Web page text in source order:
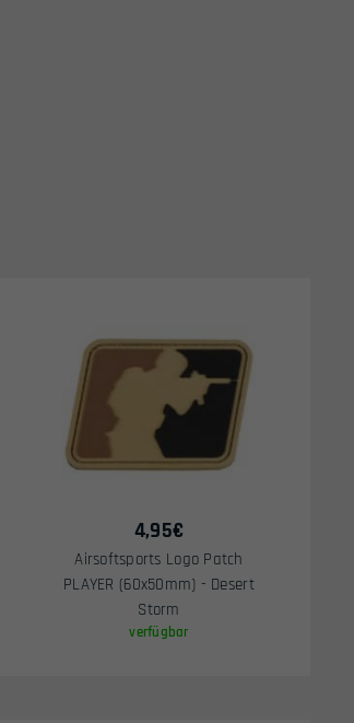
4,95€
Airsoftsports Logo Patch
PLAYER (60x50mm) - Desert
Storm
verfügbar